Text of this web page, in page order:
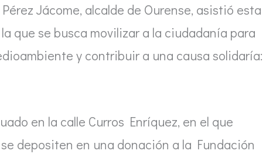
Jácome, alcalde de Ourense, asistió esta
que se busca movilizar a la ciudadanía para
y contribuir a una causa solidaría:
en la calle Curros Enríquez, en el que
depositen en una donación a la Fundación